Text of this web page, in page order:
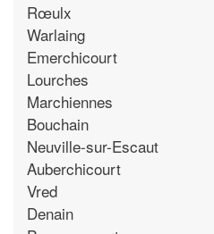
Rœulx
Warlaing
Emerchicourt
Lourches
Marchiennes
Bouchain
Neuville-sur-Escaut
Auberchicourt
Vred
Denain